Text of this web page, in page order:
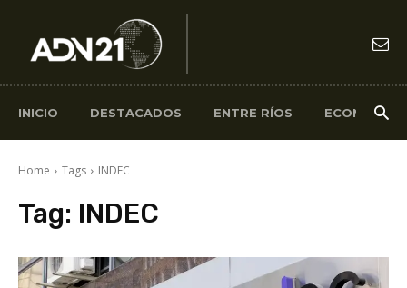
INICIO DESTACADOS ENTRE RÍOS ECONOMÍA
Home Tags INDEC
Tag: INDEC